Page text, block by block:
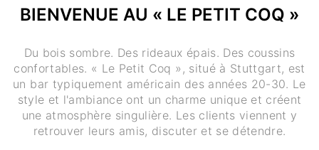
BIENVENUE AU « LE PETIT COQ »
Du bois sombre. Des rideaux épais. Des coussins
confortables. « Le Petit Coq », situé à Stuttgart, est
un bar typiquement américain des années 20-30. Le
style et l'ambiance ont un charme unique et créent
une atmosphère singulière. Les clients viennent y
retrouver leurs amis, discuter et se détendre.